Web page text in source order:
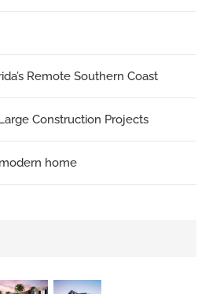
Remote Southern Coast
Construction Projects
home